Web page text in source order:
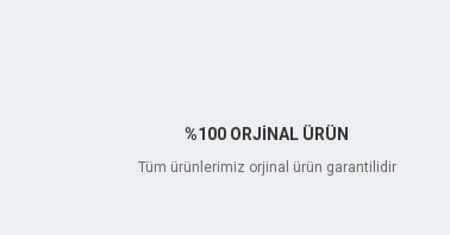
%100 ORJİNAL ÜRÜN
Tüm ürünlerimiz orjinal ürün garantilidir